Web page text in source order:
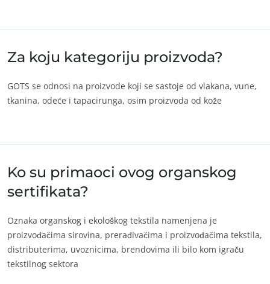
UNSERE CSR-VERPFLICHTUNGEN
Delovati Kroz Naše Usluge
Швајцарска (немачки)
Za koju kategoriju proizvoda?
GOTS se odnosi na proizvode koji se sastoje od vlakana, vune,
tkanina, odeće i tapacirunga, osim proizvoda od kože
Ko su primaoci ovog organskog
sertifikata?
Oznaka organskog i ekološkog tekstila namenjena je
proizvođačima sirovina, prerađivačima i proizvođačima tekstila,
distributerima, uvoznicima, brendovima ili bilo kom igraču
tekstilnog sektora